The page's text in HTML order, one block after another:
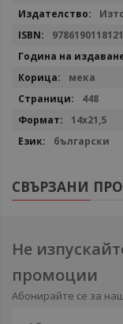
9786190118121
мека
448
14x21,5
български
СВЪРЗАНИ
Не
промоции
Абонирайте се за